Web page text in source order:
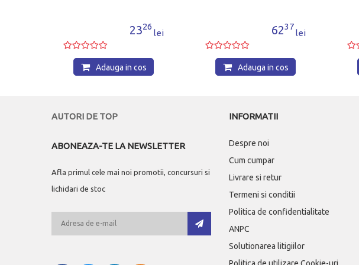
6237
lei
Adauga in cos
4150
lei
Adauga in cos
AUTORI DE TOP
ABONEAZA-TE LA NEWSLETTER
Afla primul cele mai noi promotii, concursuri si
lichidari de stoc
INFORMATII
Despre noi
Cum cumpar
Livrare si retur
Termeni si conditii
Politica de confidentialitate
ANPC
Solutionarea litigiilor
Politica de utilizare Cookie-uri